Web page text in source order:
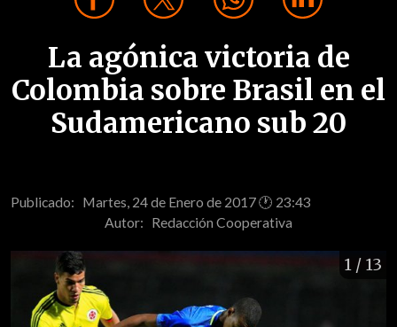
La agónica victoria de
Colombia sobre Brasil en el
Sudamericano sub 20
Publicado: Martes, 24 de Enero de 2017 🕐 23:43
Autor: Redacción Cooperativa
1 / 13